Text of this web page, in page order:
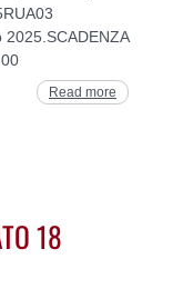
Read more
18